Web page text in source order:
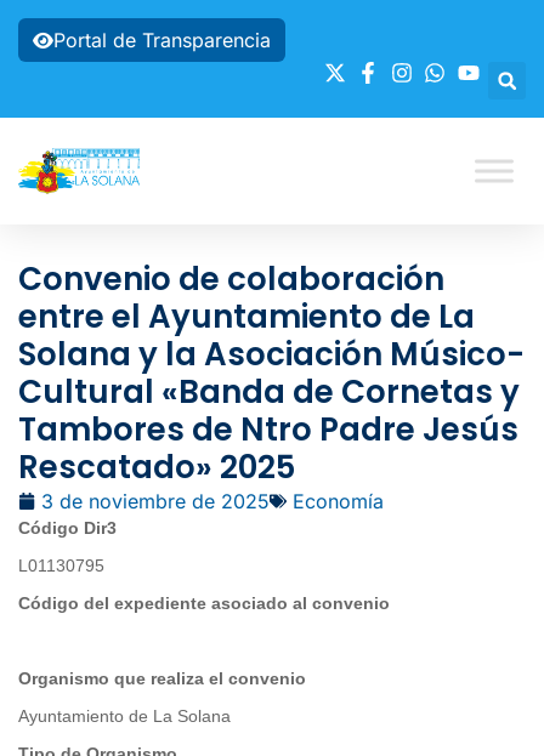
Portal de Transparencia
Convenio de colaboración
entre el Ayuntamiento de La
Solana y la Asociación Músico-
Cultural «Banda de Cornetas y
Tambores de Ntro Padre Jesús
Rescatado» 2025
3 de noviembre de 2025 Economía
Código Dir3
L01130795
Código del expediente asociado al convenio
Organismo que realiza el convenio
Ayuntamiento de La Solana